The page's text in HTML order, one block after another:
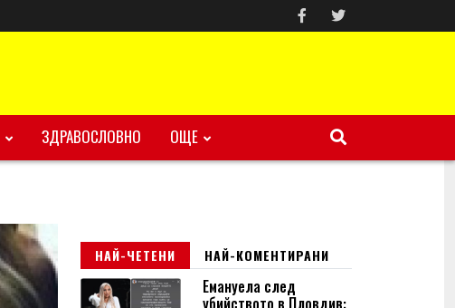
ЗДРАВОСЛОВНО ОЩЕ
НАЙ-ЧЕТЕНИ НАЙ-КОМЕНТИРАНИ
Емануела след
убийството в Пловдив: